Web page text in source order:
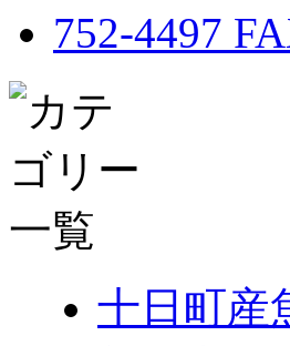
十日町産